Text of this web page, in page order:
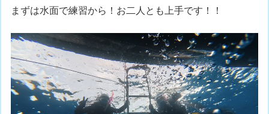
まずは水面で練習から！お二人とも上手です！！